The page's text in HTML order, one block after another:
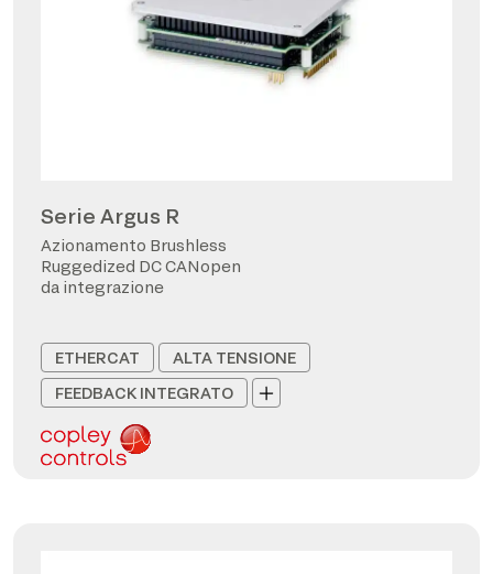
Serie Argus R
Azionamento Brushless
Ruggedized DC CANopen
da integrazione
ETHERCAT
ALTA TENSIONE
FEEDBACK INTEGRATO